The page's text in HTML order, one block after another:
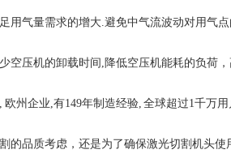
气量需求的增大.避免中气流波动对用气点
压机的卸载时间,降低空压机能耗的负荷，
企业,有149年制造经验, 全球超过1千万用
品质考虑，还是为了确保激光切割机头使